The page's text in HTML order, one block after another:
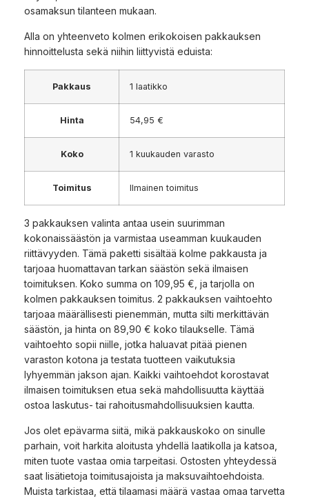
osamaksun tilanteen mukaan.
Alla on yhteenveto kolmen erikokoisen pakkauksen
hinnoittelusta sekä niihin liittyvistä eduista:
Pakkaus 1 laatikko
Hinta 54,95 €
Koko 1 kuukauden varasto
Toimitus Ilmainen toimitus
3 pakkauksen valinta antaa usein suurimman
kokonaissäästön ja varmistaa useamman kuukauden
riittävyyden. Tämä paketti sisältää kolme pakkausta ja
tarjoaa huomattavan tarkan säästön sekä ilmaisen
toimituksen. Koko summa on 109,95 €, ja tarjolla on
kolmen pakkauksen toimitus. 2 pakkauksen vaihtoehto
tarjoaa määrällisesti pienemmän, mutta silti merkittävän
säästön, ja hinta on 89,90 € koko tilaukselle. Tämä
vaihtoehto sopii niille, jotka haluavat pitää pienen
varaston kotona ja testata tuotteen vaikutuksia
lyhyemmän jakson ajan. Kaikki vaihtoehdot korostavat
ilmaisen toimituksen etua sekä mahdollisuutta käyttää
ostoa laskutus- tai rahoitusmahdollisuuksien kautta.
Jos olet epävarma siitä, mikä pakkauskoko on sinulle
parhain, voit harkita aloitusta yhdellä laatikolla ja katsoa,
miten tuote vastaa omia tarpeitasi. Ostosten yhteydessä
saat lisätietoja toimitusajoista ja maksuvaihtoehdoista.
Muista tarkistaa, että tilaamasi määrä vastaa omaa tarvetta